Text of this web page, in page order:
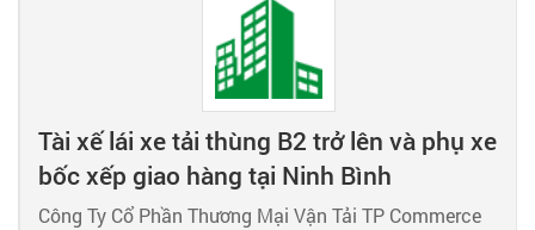
Tài xế lái xe tải thùng B2 trở lên và phụ xe
bốc xếp giao hàng tại Ninh Bình
Công Ty Cổ Phần Thương Mại Vận Tải TP Commerce